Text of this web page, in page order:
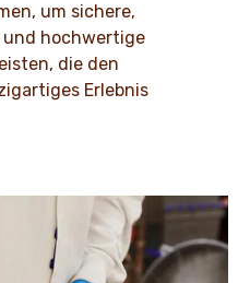
um sichere,
hochwertige
die den
Erlebnis